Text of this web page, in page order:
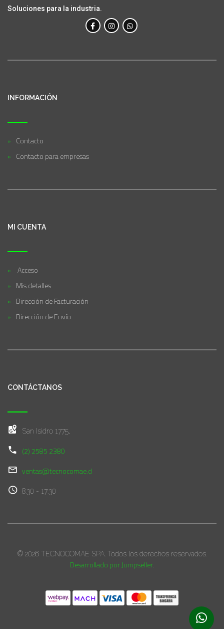
Soluciones para la industria.
INFORMACIÓN
Contacto
Contacto para empresas
MI CUENTA
Acceso
Mis detalles
Dirección de Facturación
Dirección de Envío
CONTÁCTANOS
San Isidro 1775,
(2) 2585 2380
ventas@tecnocomae.cl
8:30 - 17:30
© 2026 TECNOCOMAE SPA. Todos los derechos reservados.
Desarrollado por Jumpseller